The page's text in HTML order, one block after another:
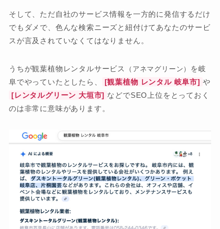
そして、ただ自社のサービス情報を一方的に発信するだけ
でもダメで、色んな検索ニーズと紐付けてあなたのサービ
スが言及されていなくてはなりません。
うちが観葉植物レンタルサービス （アネマグリーン）
を岐
阜でやっていたとしたら、
[観葉植物 レンタル 岐阜市] や
[レンタルグリーン 大垣市] などでSEO上位をとっておく
のは非常に意味があります。